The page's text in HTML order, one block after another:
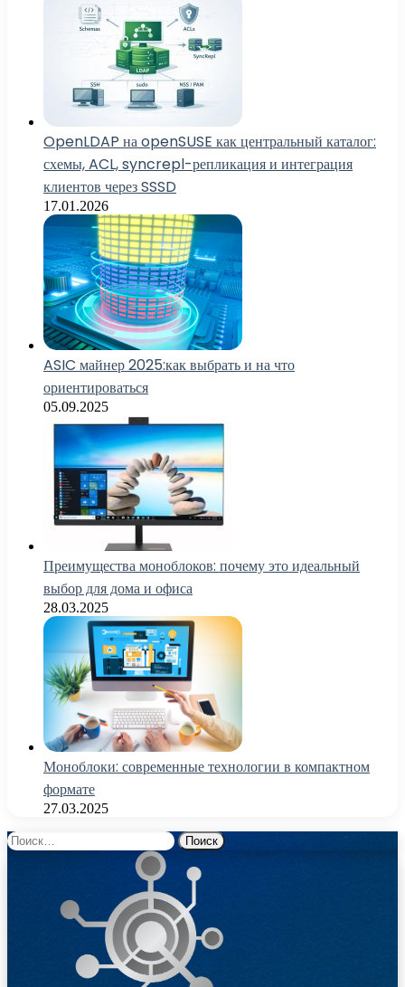
OpenLDAP на openSUSE как центральный каталог:
схемы, ACL, syncrepl-репликация и интеграция
клиентов через SSSD
17.01.2026
ASIC майнер 2025:как выбрать и на что
ориентироваться
05.09.2025
Преимущества моноблоков: почему это идеальный
выбор для дома и офиса
28.03.2025
Моноблоки: современные технологии в компактном
формате
27.03.2025
Найти: